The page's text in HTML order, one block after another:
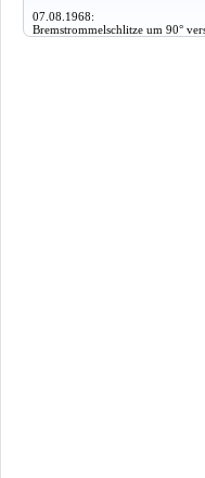
07.08.1968:
Bremstrommelschlitze um 90°